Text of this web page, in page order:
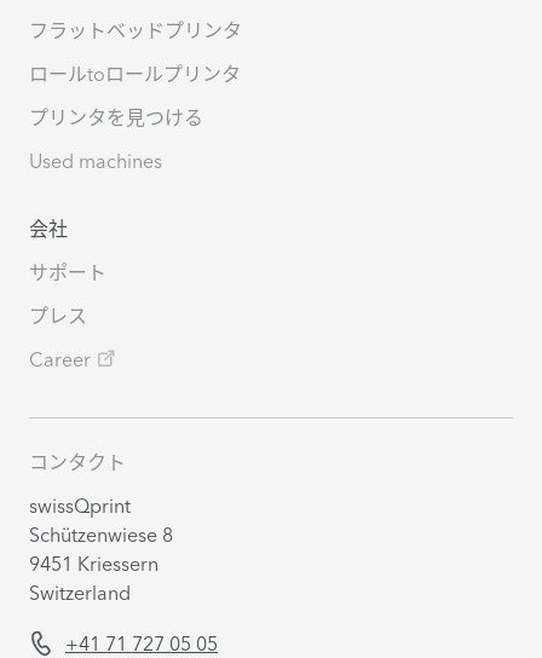
フラットベッドプリンタ
ロールtoロールプリンタ
プリンタを見つける
Used machines
会社
サポート
プレス
Career
コンタクト
swissQprint
Schützenwiese 8
9451 Kriessern
Switzerland
+41 71 727 05 05